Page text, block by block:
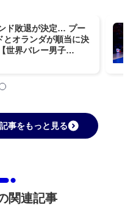
ド敗退が決定… プー
とオランダが順当に決
世界バレー男子
事をもっと見る
関連記事